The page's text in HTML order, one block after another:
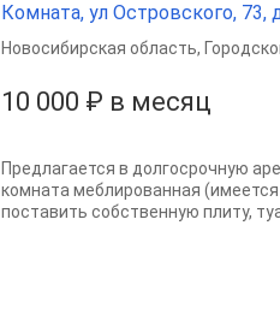
Комната, ул Островского, 73,
10 000 ₽ в месяц
Новосибирская область,
Предлагается в долгосрочную
комната меблированная
поставить собственную плиту,